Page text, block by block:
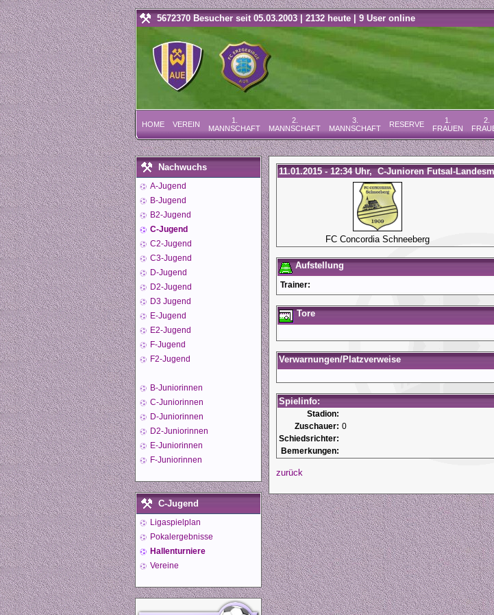
5672370 Besucher seit 05.03.2003 | 2132 heute | 9 User online
HOME VEREIN
1.
MANNSCHAFT
2.
MANNSCHAFT
3.
MANNSCHAFT
RESERVE
1.
FRAUEN
2.
Nachwuchs
A-Jugend
B-Jugend
B2-Jugend
C-Jugend
C2-Jugend
C3-Jugend
D-Jugend
D2-Jugend
D3 Jugend
E-Jugend
E2-Jugend
F-Jugend
F2-Jugend
B-Juniorinnen
C-Juniorinnen
D-Juniorinnen
D2-Juniorinnen
E-Juniorinnen
F-Juniorinnen
C-Jugend
Ligaspielplan
Pokalergebnisse
Hallenturniere
Vereine
11.01.2015 - 12:34 Uhr, C-Junioren Futsal-
FC Concordia Schneeberg
Aufstellung
Trainer:
Tore
Verwarnungen/Platzverweise
Spielinfo:
Stadion:
Zuschauer: 0
Schiedsrichter:
Bemerkungen:
zurück